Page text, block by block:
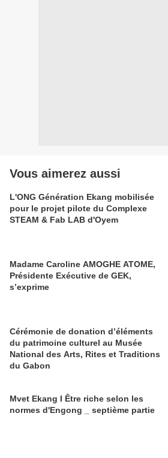
Vous aimerez aussi
L'ONG Génération Ekang mobilisée
pour le projet pilote du Complexe
STEAM & Fab LAB d'Oyem
Madame Caroline AMOGHE ATOME,
Présidente Exécutive de GEK,
s’exprime
Cérémonie de donation d’éléments
du patrimoine culturel au Musée
National des Arts, Rites et Traditions
du Gabon
Mvet Ekang I Être riche selon les
normes d'Engong _ septième partie